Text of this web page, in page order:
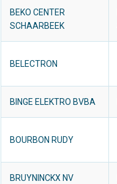
BEKO CENTER
SCHAARBEEK
BELECTRON
BINGE ELEKTRO BVBA
BOURBON RUDY
BRUYNINCKX NV